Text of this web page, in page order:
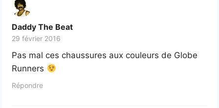
Daddy The Beat
29 février 2016
Pas mal ces chaussures aux couleurs de Globe
Runners
Répondre